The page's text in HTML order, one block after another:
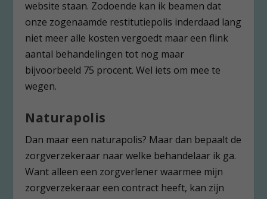
website staan. Zodoende kan ik beamen dat
onze zogenaamde restitutiepolis inderdaad lang
niet meer alle kosten vergoedt maar een flink
aantal behandelingen tot nog maar
bijvoorbeeld 75 procent. Wel iets om mee te
wegen.
Naturapolis
Dan maar een naturapolis? Maar dan bepaalt de
zorgverzekeraar naar welke behandelaar ik ga.
Want alleen een zorgverlener waarmee mijn
zorgverzekeraar een contract heeft, kan zijn